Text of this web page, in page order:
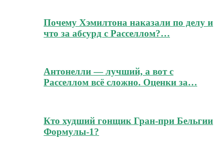
Почему Хэмилтона наказали по делу и
что за абсурд с Расселлом?…
Антонелли — лучший, а вот с
Расселлом всё сложно. Оценки за…
Кто худший гонщик Гран-при Бельгии
Формулы-1?